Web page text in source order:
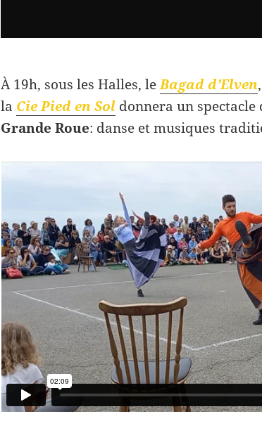
À 19h, sous les Halles, leBagad d’Elven
la Cie Pied en Sol donnera un
Grande Roue: danse et musiques